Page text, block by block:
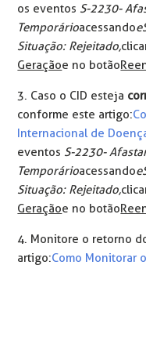
os eventos S-2230-
Temporárioacessando
Situação: Rejeitado,
Geraçãoe no botão
3. Caso o CID esteja
conforme este artigo:
Internacional de
eventos S-2230-
Temporárioacessando
Situação: Rejeitado,
Geraçãoe no botão
4. Monitore o retorno
artigo:Como Monitorar